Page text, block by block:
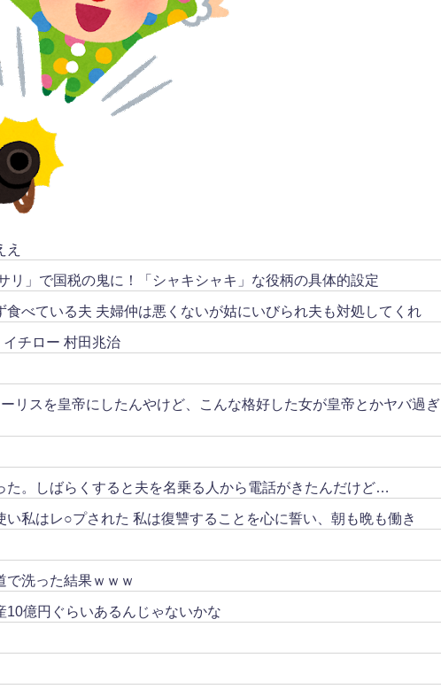
え
リ」で国税の鬼に！「シャキシャキ」な役柄の具体的設定
べている夫 夫婦仲は悪くないが姑にいびられ夫も対処してくれ
イチロー 村田兆治
リスを皇帝にしたんやけど、こんな格好した女が皇帝とかヤバ過ぎ
。しばらくすると夫を名乗る人から電話がきたんだけど…
私はレ○プされた 私は復讐することを心に誓い、朝も晩も働き
で洗った結果ｗｗｗ
億円ぐらいあるんじゃないかな